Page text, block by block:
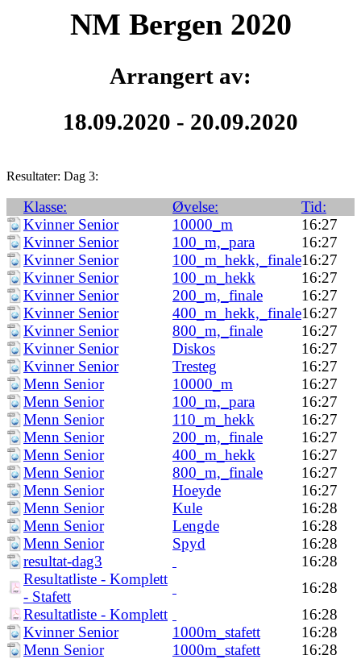
NM Bergen 2020
Arrangert av:
18.09.2020 - 20.09.2020
Resultater: Dag 3:
Klasse: Øvelse:
Tid:
Kvinner Senior
10000_m
16:27
Kvinner Senior
100_m,_para
16:27
Kvinner Senior
100_m_hekk,_finale16:27
Kvinner Senior
100_m_hekk
16:27
Kvinner Senior
200_m,_finale
16:27
Kvinner Senior
400_m_hekk,_finale16:27
Kvinner Senior
800_m,_finale
16:27
Kvinner Senior
Diskos
16:27
Kvinner Senior
Tresteg
16:27
Menn Senior
10000_m
16:27
Menn Senior
100_m,_para
16:27
Menn Senior
110_m_hekk
16:27
Menn Senior
200_m,_finale
16:27
Menn Senior
400_m_hekk
16:27
Menn Senior
800_m,_finale
16:27
Menn Senior
Hoeyde
16:27
Menn Senior
Kule
16:28
Menn Senior
Lengde
16:28
Menn Senior
Spyd
16:28
resultat-dag3
16:28
Resultatliste - Komplett
- Stafett
16:28
Resultatliste - Komplett
16:28
Kvinner Senior
1000m_stafett
16:28
Menn Senior
1000m_stafett 16:28